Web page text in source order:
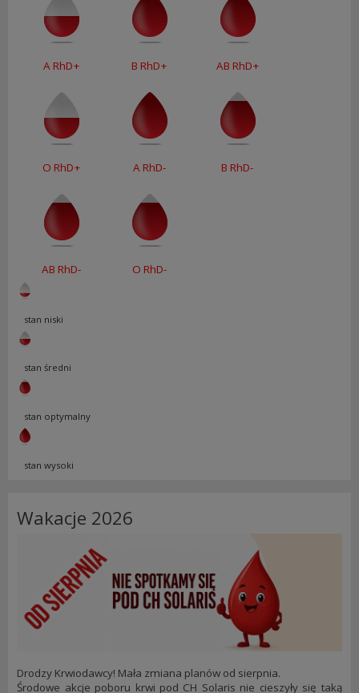
A RhD+ B RhD+ AB RhD+
O RhD+ A RhD- B RhD-
AB RhD- O RhD-
stan niski
stan średni
stan optymalny
stan wysoki
Wakacje 2026
Drodzy Krwiodawcy! Mała zmiana planów od sierpnia.
Środowe akcje poboru krwi pod CH Solaris nie cieszyły się taką